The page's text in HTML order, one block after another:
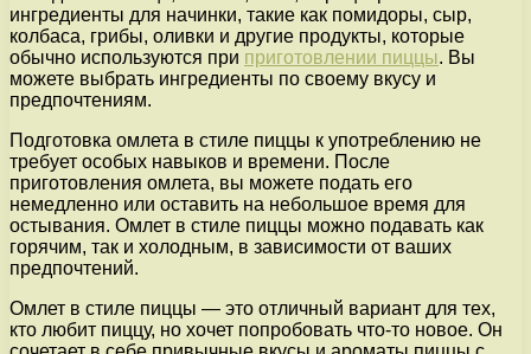
ингредиенты для начинки, такие как помидоры, сыр,
колбаса, грибы, оливки и другие продукты, которые
обычно используются при приготовлении пиццы. Вы
можете выбрать ингредиенты по своему вкусу и
предпочтениям.
Подготовка омлета в стиле пиццы к употреблению не
требует особых навыков и времени. После
приготовления омлета, вы можете подать его
немедленно или оставить на небольшое время для
остывания. Омлет в стиле пиццы можно подавать как
горячим, так и холодным, в зависимости от ваших
предпочтений.
Омлет в стиле пиццы — это отличный вариант для тех,
кто любит пиццу, но хочет попробовать что-то новое. Он